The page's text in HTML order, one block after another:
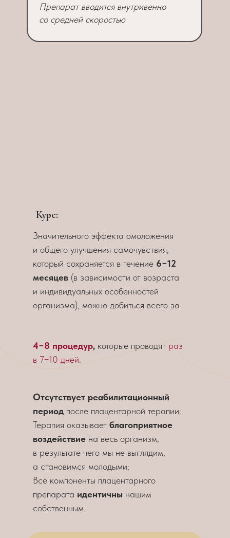
Значительного эффекта омоложения
и общего улучшения самочувствия,
который сохраняется в течение 6−12
месяцев (в зависимости от возраста
и индивидуальных особенностей
организма), можно добиться всего за
Курс:
4−8 процедур, которые проводятраз
в 7−10 дней
Препарат вводится внутривенно
со средней скоростью
Отсутствует реабилитационный
период после плацентарной терапии;
Терапия оказывает благоприятное
воздействие на весь организм,
в результате чего мы не выглядим,
а становимся молодыми;
Все компоненты плацентарного
препарата идентичны нашим
собственным.